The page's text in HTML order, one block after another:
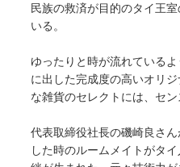
民族の救済が目的のタイ王
いる。
ゆったりと時が流れている
に出した完成度の高いオリ
な雑貨のセレクトには、セン
代表取締役社長の磯崎良さ
した時のルームメイトがタ